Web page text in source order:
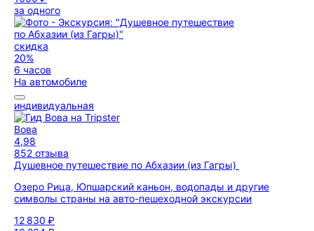
за одного
скидка
20%
6 часов
На автомобиле
индивидуальная
Вова
4,98
852 отзыва
Душевное путешествие по Абхазии (из Гагры)
Озеро Рица, Юпшарский каньон, водопады и другие
символы страны на авто-пешеходной экскурсии
12 830 ₽